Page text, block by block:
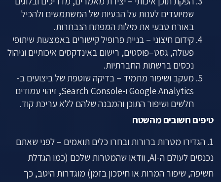
שמיועדים לענות על הבעיות של המשתמשים ולהכיל
באורח טבעי את מילות המפתח הנבחרות.
קידום חיצוני – בניית פרופיל קישורים באמצעות שיתופי
פעולה, גסט–פוסטים, רישום באינדקסים איכותיים וניהול
נכסים ברשתות החברתיות.
מעקב ושיפור מתמיד – בדיקה שוטפת של ביצועים ב-
Google Analytics ו-Search Console, זיהוי עמודים
חלשים ושיפור התוכן והמבנה שלהם ללא עריכת קוד.
טיפים חשובים מהשטח
1. הגדירו מטרות ברורות ובחרו כלים תואמים – לפני שאתם
נכנסים לעולם ה-AI, וודאו שהמטרות שלכם (כמו הגדלת
חשיפה, שיפור המרות או חיסכון בזמן) מוגדרות היטב, כך